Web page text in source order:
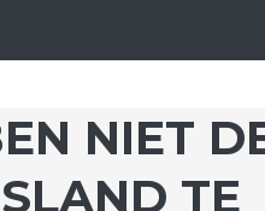
NIET
TE